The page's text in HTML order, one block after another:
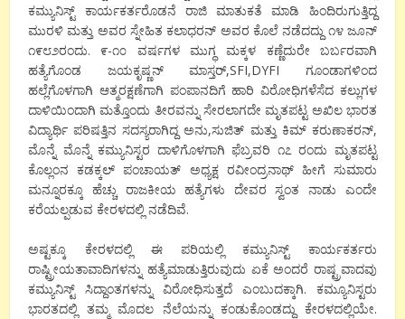
ಕಮ್ಯುನಿಸ್ಟ್ ಕಾರ್ಯಕರ್ತರೊಡನೆ ರಾಜಿ ಮಾತುಕತೆ ಮಾಡಿ ಹಿಂದಿರುಗುತ್ತಿದ್ದ
ಮುರಳಿ ಮತ್ತು ಅವರ ಸ್ನೇಹಿತ ಕಲಾಧರನ್ ಅವರ ಕೊಲೆ ನಡೆದದ್ದು ೧೪ ಜೂನ್
೧೯೮೨ರಂದು. ೯-೧೦ ವರ್ಷಗಳ ಮುಗ್ಧ ಮಕ್ಕಳ ಕಣ್ಣೆದುರೇ ಬರ್ಬರವಾಗಿ
ಹತ್ಯೆಗೊಂಡ ಜಯಕೃಷ್ಣನ್ ಮಾಸ್ತರ್,SFI,DYFI ಗೂಂಡಾಗಳಿಂದ
ಹಲ್ಲೆಗೊಳಗಾಗಿ ಆತ್ಮರಕ್ಷಣೆಗಾಗಿ ಪಂಪಾನದಿಗೆ ಹಾರಿ ವಿರೋಧಿಗಳೆಸೆದ ಕಲ್ಲುಗಳ
ದಾಳಿಯಿಂದಾಗಿ ಮತ್ತೊಂದು ತೀರವನ್ನು ಸೇರಲಾಗದೇ ಮೃತಪಟ್ಟ ಅಖಿಲ ಭಾರತ
ವಿದ್ಯಾರ್ಥಿ ಪರಿಷತ್ತಿನ ಸದಸ್ಯರಾಗಿದ್ದ ಅನು,ಸುಜಿತ್ ಮತ್ತು ಕಿಮ್ ಕರುಣಾಕರನ್,
ಮೊನ್ನೆ ಮೊನ್ನೆ ಕಮ್ಯುನಿಸ್ಟರ ದಾಳಿಗೊಳಗಾಗಿ ಫೆಬ್ರವರಿ ೧೭ ರಂದು ಮೃತಪಟ್ಟ
ಕೊಲ್ಲಂನ ಕಡಕ್ಕಲ್ ಪಂಚಾಯತ್ ಅಧ್ಯಕ್ಷ ರವೀಂದ್ರನಾಥ್ ಹೀಗೆ ಸುಮಾರು
ಮನ್ನೂರಕ್ಕೂ ಹೆಚ್ಚು ರಾಜಕೀಯ ಹತ್ಯೆಗಳು ದೇವರ ಸ್ವಂತ ನಾಡು ಎಂದೇ
ಕರೆಯಲ್ಪಡುವ ಕೇರಳದಲ್ಲಿ ನಡೆದಿವೆ.
ಅಷ್ಟಕ್ಕೂ ಕೇರಳದಲ್ಲಿ ಈ ಪರಿಯಲ್ಲಿ ಕಮ್ಯುನಿಸ್ಟ್ ಕಾರ್ಯಕರ್ತರು
ರಾಷ್ಟ್ರೀಯತಾವಾದಿಗಳನ್ನು ಹತ್ಯೆಮಾಡುತ್ತಿರುವುದು ಏಕೆ ಅಂದರೆ ರಾಷ್ಟ್ರವಾದವು
ಕಮ್ಯುನಿಸ್ಟ್ ಸಿದ್ದಾಂತಗಳನ್ನು ವಿರೋಧಿಸುತ್ತದೆ ಎಂಬುದಕ್ಕಾಗಿ. ಕಮ್ಯೂನಿಸ್ಟರು
ಭಾರತದಲ್ಲಿ ತಮ್ಮ ಮೊದಲ ನೆಲೆಯನ್ನು ಕಂಡುಕೊಂಡದ್ದು ಕೇರಳದಲ್ಲಿಯೇ.